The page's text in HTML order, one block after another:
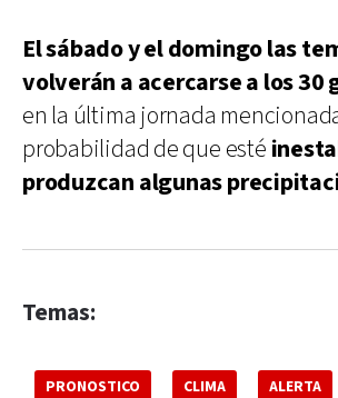
El sábado y el domingo las
volverán a acercarse a los 30
en la última jornada
probabilidad de que esté
produzcan algunas
Temas:
PRONOSTICO CLIMA ALERTA